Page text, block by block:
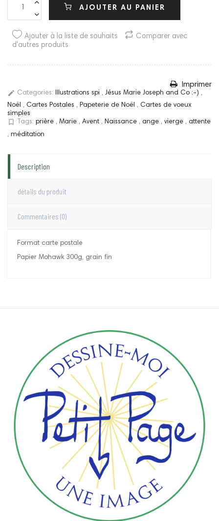
AJOUTER AU PANIER
Ajouter à la liste de souhaits
Comparer avec
d'autres produits
Imprimer
edit Categories: Illustrations spi , Jésus Marie Joseph and Co :-) ,
Noël , Cartes Postales , Papeterie de Noël , Cartes de voeux
simples
bookmark_border Tags: prière , Marie , Avent , Naissance , ange , vierge , attente
, méditation
Description
détails du produit
Commentaires (0)
Format carte postale
Papier Mohawk 300g, grain fin